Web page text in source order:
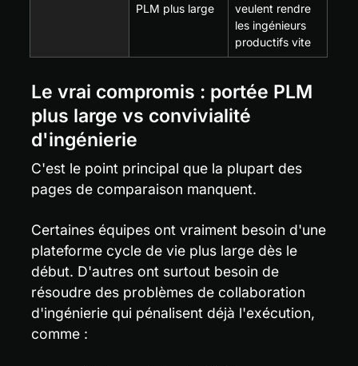
PLM plus large
veulent rendre
les ingénieurs
productifs vite
Le vrai compromis : portée PLM
plus large vs convivialité
d'ingénierie
C'est le point principal que la plupart des
pages de comparaison manquent.
Certaines équipes ont vraiment besoin d'une
plateforme cycle de vie plus large dès le
début. D'autres ont surtout besoin de
résoudre des problèmes de collaboration
d'ingénierie qui pénalisent déjà l'exécution,
comme :